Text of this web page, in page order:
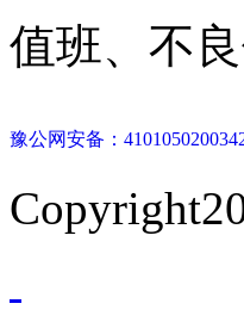
值班、不
豫公网安备：